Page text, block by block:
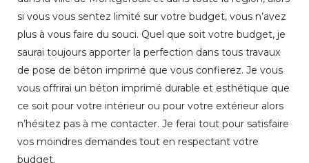
si vous vous sentez limité sur votre budget, vous n’avez
plus à vous faire du souci. Quel que soit votre budget, je
saurai toujours apporter la perfection dans tous travaux
de pose de béton imprimé que vous confierez. Je vous
vous offrirai un béton imprimé durable et esthétique que
ce soit pour votre intérieur ou pour votre extérieur alors
n’hésitez pas à me contacter. Je ferai tout pour satisfaire
vos moindres demandes tout en respectant votre
budget.